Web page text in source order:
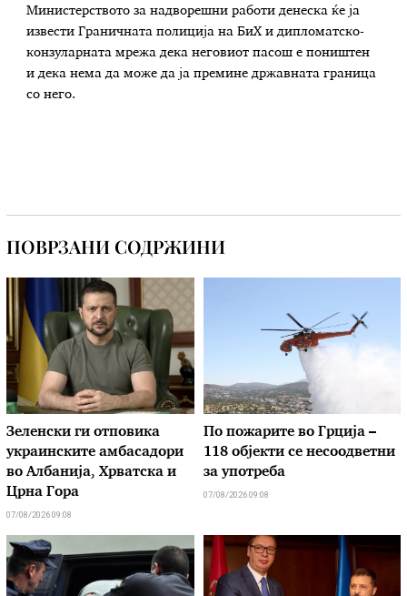
Министерството за надворешни работи денеска ќе ја
извести Граничната полиција на БиХ и дипломатско-
конзуларната мрежа дека неговиот пасош е поништен
и дека нема да може да ја премине државната граница
со него.
ПОВРЗАНИ СОДРЖИНИ
Зеленски ги отповика
украинските амбасадори
во Албанија, Хрватска и
Црна Гора
07/08/2026 09:08
По пожарите во Грција –
118 објекти се несоодветни
за употреба
07/08/2026 09:08